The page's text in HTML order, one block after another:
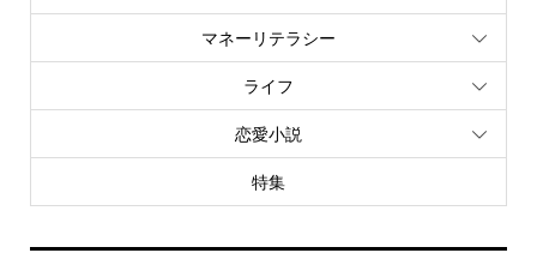
マネーリテラシー
ライフ
恋愛小説
特集